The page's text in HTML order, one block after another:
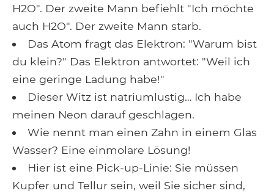
H2O". Der zweite Mann befiehlt "Ich möchte
auch H2O". Der zweite Mann starb.
Das Atom fragt das Elektron: "Warum bist
du klein?" Das Elektron antwortet: "Weil ich
eine geringe Ladung habe!"
Dieser Witz ist natriumlustig… Ich habe
meinen Neon darauf geschlagen.
Wie nennt man einen Zahn in einem Glas
Wasser? Eine einmolare Lösung!
Hier ist eine Pick-up-Linie: Sie müssen
Kupfer und Tellur sein, weil Sie sicher sind,